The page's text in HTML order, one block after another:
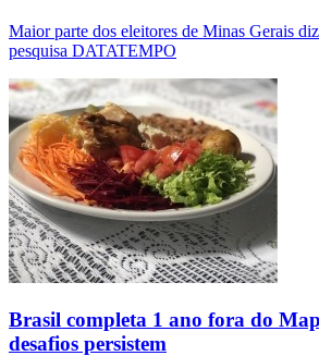
Maior parte dos eleitores de Minas Gerais
pesquisa DATATEMPO
Brasil completa 1 ano fora do
desafios persistem